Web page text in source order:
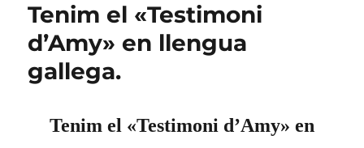
Tenim el «Testimoni
d’Amy» en llengua
gallega.
Tenim el «Testimoni d’Amy» en